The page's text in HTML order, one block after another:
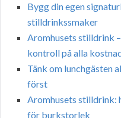
Bygg din egen
stilldrinkssmaker
Aromhusets stilldrink
kontroll på alla
Tänk om lunchgästen
först
Aromhusets stilldrink:
för burkstorlek